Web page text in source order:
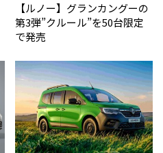
【ルノー】グランカングーの
第3弾”クルール”を50台限定
で発売